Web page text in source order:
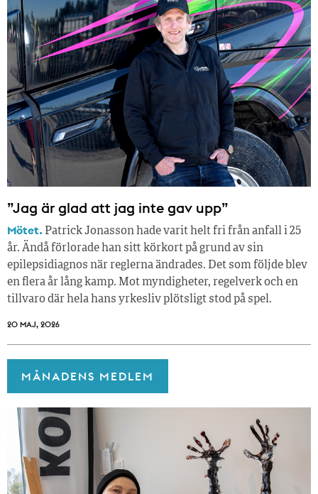
”Jag är glad att jag inte gav upp”
Mötet. Patrick Jonasson hade varit helt fri från anfall i 25
år. Ändå förlorade han sitt körkort på grund av sin
epilepsidiagnos när reglerna ändrades. Det som följde blev
en flera år lång kamp. Mot myndigheter, regelverk och en
tillvaro där hela hans yrkesliv plötsligt stod på spel.
20 MAJ, 2026
MÅNADENS MEDLEM